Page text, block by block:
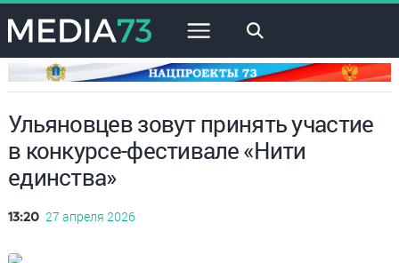
×
Ульяновцев зовут принять участие
в конкурсе-фестивале «Нити
единства»
13:20 27 апреля 2026